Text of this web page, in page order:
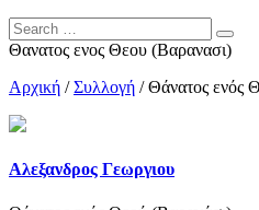
Θανατος ενος Θεου (Βαρανασι)
Αρχική /Συλλογή /Θάνατος ενός
Αλεξανδρος Γεωργιου